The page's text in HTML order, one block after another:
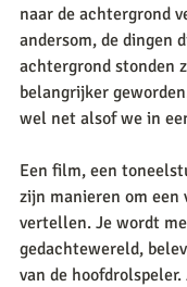
naar de achtergrond
andersom, de dingen
achtergrond stonden
belangrijker
wel net alsof we in
Een film, een
zijn manieren om een
vertellen. Je wordt
gedachtewereld,
van de